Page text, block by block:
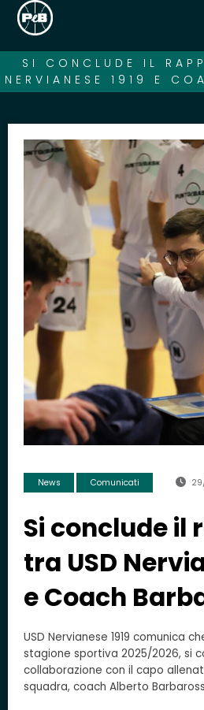
SI CONCLUDE IL
NERVIANESE 1919 E
News Comunicati
Si conclude il
tra USD
e Coach
USD Nervianese 1919 comunica
stagione sportiva 2025/2026, si
collaborazione con il capo
squadra, coach Alberto